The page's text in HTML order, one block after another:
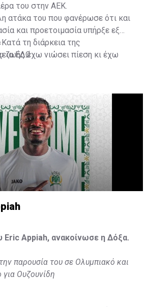
του στην ΑΕΚ.
ατάκα του που φανέρωσε ότι και
και προετοιμασία υπήρξε εξ
τη διάρκεια της
ζωής έχω νιώσει πίεση κι έχω
ΕΔΩ
Eric Appiah, ανακοίνωσε η Δόξα.
παρουσία του σε Ολυμπιακό και
Ουζουνίδη